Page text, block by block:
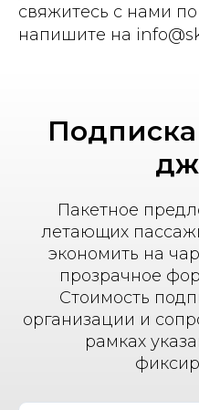
свяжитесь с нами
напишите на
Пакетное
летающих
экономить на
прозрачное
Стоимость
организации и
рамках